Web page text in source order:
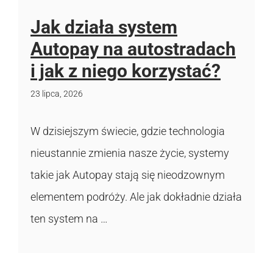
Jak działa system
Autopay na autostradach
i jak z niego korzystać?
23 lipca, 2026
W dzisiejszym świecie, gdzie technologia
nieustannie zmienia nasze życie, systemy
takie jak Autopay stają się nieodzownym
elementem podróży. Ale jak dokładnie działa
ten system na …